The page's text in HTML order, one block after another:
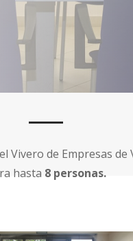
Vivero de Empresas
hasta 8 personas.